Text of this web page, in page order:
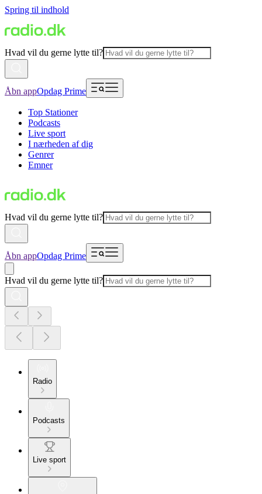
Spring til indhold
Hvad vil du gerne lytte til?
Åbn appOpdag Prime
Top Stationer
Podcasts
Live sport
I nærheden af dig
Genrer
Emner
Hvad vil du gerne lytte til?
Åbn appOpdag Prime
Hvad vil du gerne lytte til?
Radio
Podcasts
Live sport